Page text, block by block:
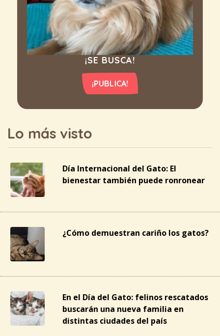
¡SE BUSCA!
¡PUBLICA!
Lo más visto
Día Internacional del Gato: El
bienestar también puede ronronear
¿Cómo demuestran cariño los gatos?
En el Día del Gato: felinos rescatados
buscarán una nueva familia en
distintas ciudades del país